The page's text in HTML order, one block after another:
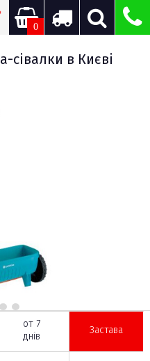
0
сівалки в Києві
от 7
днів
Застава